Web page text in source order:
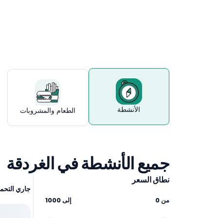
الأنشطة الطعام والمشروبات
جميع الأنشطة في الغردقة
نطاق السعر
من 0 إلى1000
جاري